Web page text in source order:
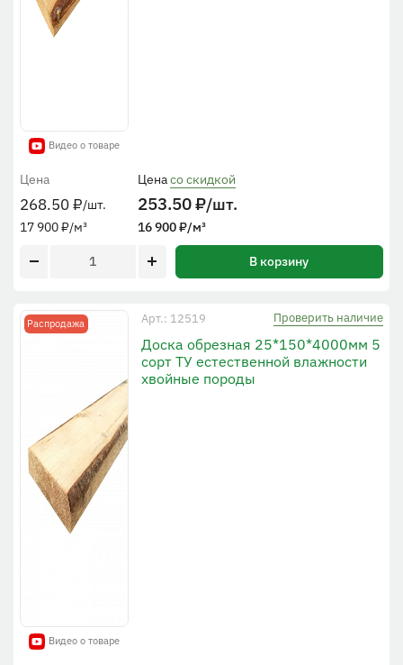
Видео о товаре
Цена
268.50₽/шт.
17 900₽/м³
Ценасо скидкой
253.50₽/шт.
16 900₽/м³
В корзину
Распродажа
Видео о товаре
Арт.: 12519 Проверить наличие
Доска обрезная 25*150*4000мм 5
сорт ТУ естественной влажности
хвойные породы